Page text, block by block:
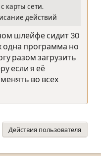
карты сети.
действий
шлейфе сидит 30
одна программа но
разом загрузить
если я её
во всех
Действия пользователя